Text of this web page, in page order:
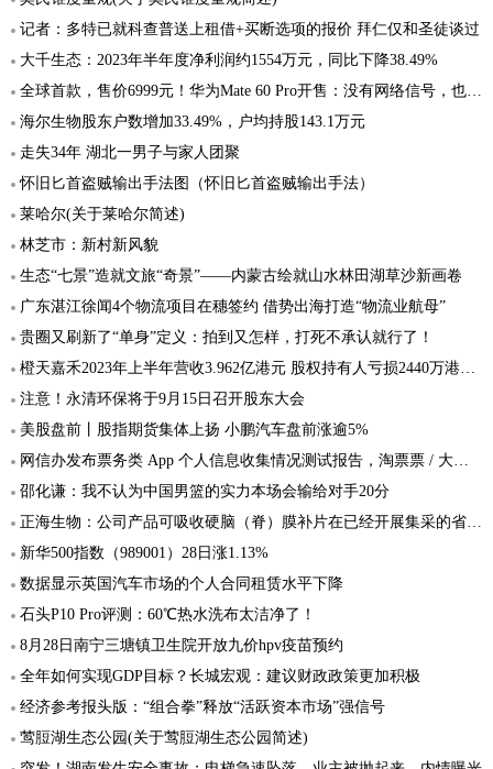
记者：多特已就科查普送上租借+买断选项的报价 拜仁仅和圣徒谈过
大千生态：2023年半年度净利润约1554万元，同比下降38.49%
全球首款，售价6999元！华为Mate 60 Pro开售：没有网络信号，也可拨打接听卫星电话
海尔生物股东户数增加33.49%，户均持股143.1万元
走失34年 湖北一男子与家人团聚
怀旧匕首盗贼输出手法图（怀旧匕首盗贼输出手法）
莱哈尔(关于莱哈尔简述)
林芝市：新村新风貌
生态“七景”造就文旅“奇景”——内蒙古绘就山水林田湖草沙新画卷
广东湛江徐闻4个物流项目在穗签约 借势出海打造“物流业航母”
贵圈又刷新了“单身”定义：拍到又怎样，打死不承认就行了！
橙天嘉禾2023年上半年营收3.962亿港元 股权持有人亏损2440万港元同比大幅增长
注意！永清环保将于9月15日召开股东大会
美股盘前丨股指期货集体上扬 小鹏汽车盘前涨逾5%
网信办发布票务类 App 个人信息收集情况测试报告，淘票票 / 大麦 / 猫眼 / 摩天轮票务受测
邵化谦：我不认为中国男篮的实力本场会输给对手20分
正海生物：公司产品可吸收硬脑（脊）膜补片在已经开展集采的省份全部中标
新华500指数（989001）28日涨1.13%
数据显示英国汽车市场的个人合同租赁水平下降
石头P10 Pro评测：60℃热水洗布太洁净了！
8月28日南宁三塘镇卫生院开放九价hpv疫苗预约
全年如何实现GDP目标？长城宏观：建议财政政策更加积极
经济参考报头版：“组合拳”释放“活跃资本市场”强信号
莺脰湖生态公园(关于莺脰湖生态公园简述)